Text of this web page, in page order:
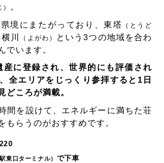
。
境にまたがっており、東塔
（とうど
横川 （よがわ）
という3つの地域を合わ
でいます。
に登録され、世界的にも評価され
全エリアをじっくり参拝すると1日
どころが満載。
間を設けて、エネルギーに満ちた荘
もらうのがおすすめです。
東口ターミナル） で下車